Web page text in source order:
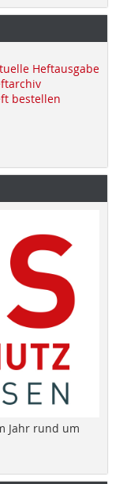
Heftausgabe
bestellen
Jahr rund um